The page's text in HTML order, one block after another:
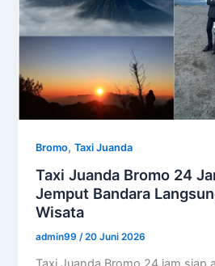
Bromo,Taxi Juanda
Taxi Juanda Bromo 24
Jemput Bandara
Wisata
admin99/20 Juni 2026